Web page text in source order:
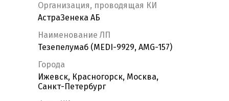
Организация, проводящая КИ
АстраЗенека АБ
Наименование ЛП
Тезепелумаб (MEDI-9929, AMG-157)
Города
Ижевск, Красногорск, Москва,
Санкт-Петербург